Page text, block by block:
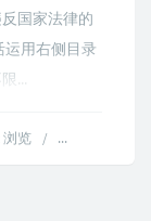
国家法律的
用右侧目录
...
浏览 /